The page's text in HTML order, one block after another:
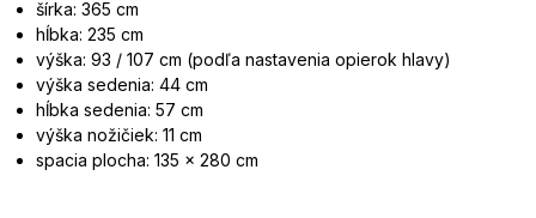
šírka: 365 cm
hĺbka: 235 cm
výška: 93 / 107 cm (podľa nastavenia opierok hlavy)
výška sedenia: 44 cm
hĺbka sedenia: 57 cm
výška nožičiek: 11 cm
spacia plocha: 135 × 280 cm